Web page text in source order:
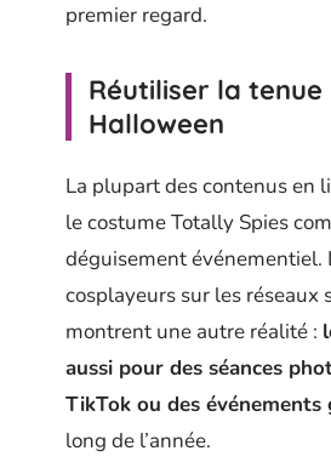
premier regard.
Réutiliser la tenue
Halloween
La plupart des contenus en
le costume Totally Spies
déguisement événementiel.
cosplayeurs sur les réseaux
montrent une autre réalité :
aussi pour des séances
TikTok ou des événements
long de l’année.